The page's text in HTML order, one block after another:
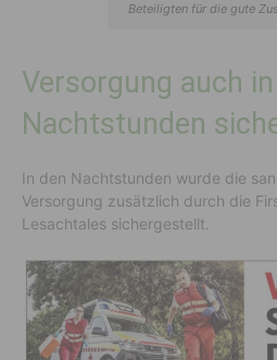
Beteiligten für die gute
Versorgung auch
Nachtstunden
In den Nachtstunden wurde die
Versorgung zusätzlich durch die
Lesachtales sichergestellt.